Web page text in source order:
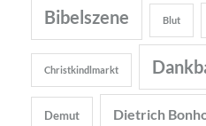
Bibelszene Blut
Christkindlmarkt
Demut Dietrich